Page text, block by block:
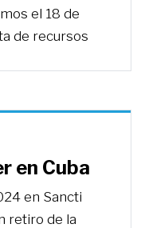
el 18 de
de recursos
en Cuba
en Sancti
retiro de la